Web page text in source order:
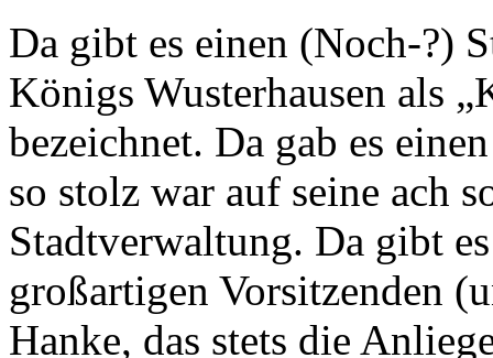
Da gibt es einen (Noch-?)
Königs Wusterhausen als
bezeichnet. Da gab es
so stolz war auf seine ach
Stadtverwaltung. Da gibt
großartigen Vorsitzenden
Hanke, das stets die